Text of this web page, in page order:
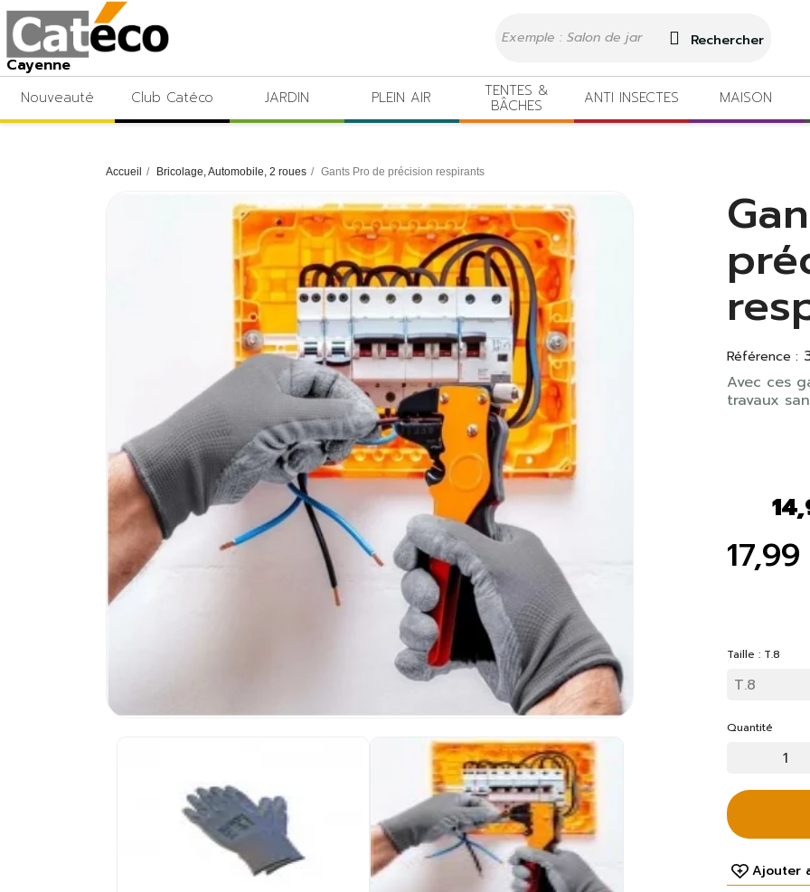
Cayenne
Rechercher
Nouveauté Club Catéco JARDIN PLEIN AIR TENTES &
BÂCHES ANTI INSECTES MAISON
Accueil Bricolage, Automobile, 2 roues Gants Pro de précision respirants
Référence :
Avec ces
travaux
Taille : T.8
Quantité
Ajouter